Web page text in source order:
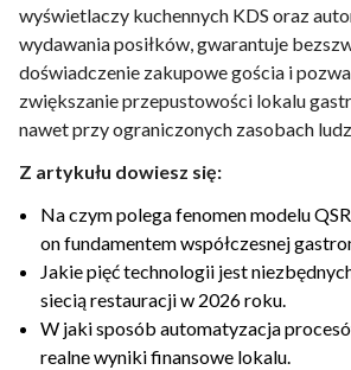
wyświetlaczy kuchennych KDS oraz
wydawania posiłków, gwarantuje
doświadczenie zakupowe gościa i
zwiększanie przepustowości lokalu
nawet przy ograniczonych zasobach
Z artykułu dowiesz się:
Na czym polega fenomen modelu
on fundamentem współczesnej
Jakie pięć technologii jest
siecią restauracji w 2026 roku.
W jaki sposób automatyzacja
realne wyniki finansowe lokalu.